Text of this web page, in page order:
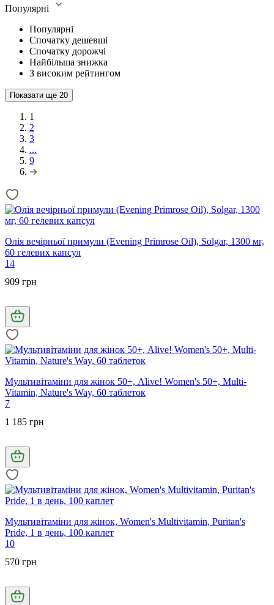
Популярні
Популярні
Спочатку дешевші
Спочатку дорожчі
Найбільша знижка
З високим рейтингом
Показати ще 20
1
2
3
...
9
Олія вечірньої примули (Evening Primrose Oil), Solgar, 1300 мг,
60 гелевих капсул
14
909 грн
Мультивітаміни для жінок 50+, Alive! Women's 50+, Multi-
Vitamin, Nature's Way, 60 таблеток
7
1 185 грн
Мультивітаміни для жінок, Women's Multivitamin, Puritan's
Pride, 1 в день, 100 каплет
10
570 грн